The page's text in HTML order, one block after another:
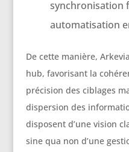
synchronisation
automatisation
De cette manière,
hub, favorisant la
précision des ciblages
dispersion des
disposent d’une vision
sine qua non d’une